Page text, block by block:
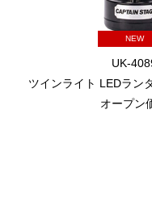
NEW
UK-
ツインライト LEDラン
オープン